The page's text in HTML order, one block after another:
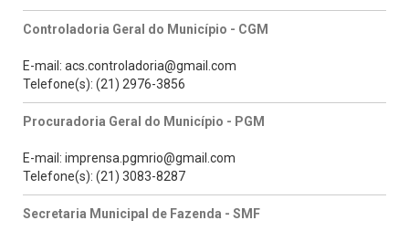
Controladoria Geral do Município - CGM
E-mail: acs.controladoria@gmail.com
Telefone(s): (21) 2976-3856
Procuradoria Geral do Município - PGM
E-mail: imprensa.pgmrio@gmail.com
Telefone(s): (21) 3083-8287
Secretaria Municipal de Fazenda - SMF